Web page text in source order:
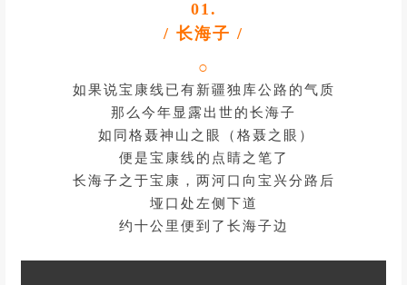
/ 长海子 /
○
如果说宝康线已有新疆独库公路的气质
那么今年显露出世的长海子
如同格聂神山之眼（格聂之眼）
便是宝康线的点睛之笔了
长海子之于宝康，两河口向宝兴分路后
约十公里便到了长海子边